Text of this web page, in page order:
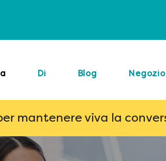
Di Blog Negozio
mantenere viva la